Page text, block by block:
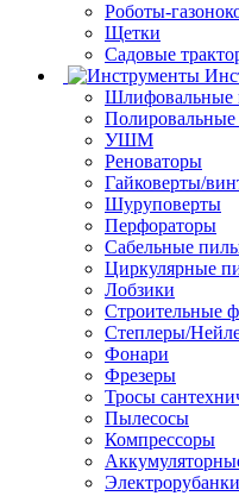
Роботы-
Щетки
Садовые
УШМ
Реноваторы
Гайковерты/
Шуруповерты
Перфораторы
Сабельные
Циркулярные
Лобзики
Строительные
Степлеры/
Фонари
Фрезеры
Тросы
Пылесосы
Компрессоры
Электрорубанки